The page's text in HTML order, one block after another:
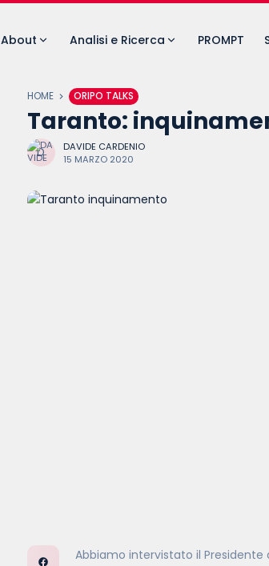
About Analisi e Ricerca PROMPT
HOME ORIPO TALKS
Taranto:
DAVIDE CARDENIO
15 MARZO 2020
Abbiamo intervistato il Presidente